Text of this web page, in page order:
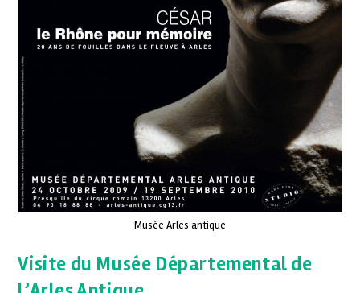
Musée Arles antique
Visite du Musée Départemental de